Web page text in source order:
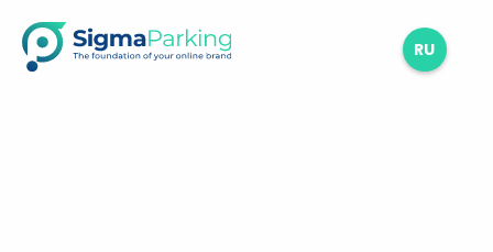
RU